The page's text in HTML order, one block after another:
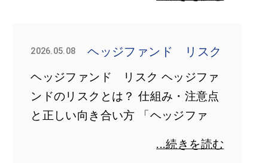
2026.05.08 ヘッジファンド リスク
ヘッジファンド リスク ヘッジファ
ンドのリスクとは？ 仕組み・注意点
と正しい向き合い方 「ヘッジファ
...続きを読む